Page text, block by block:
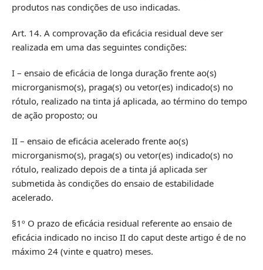
produtos nas condições de uso indicadas.
Art. 14. A comprovação da eficácia residual deve ser
realizada em uma das seguintes condições:
I – ensaio de eficácia de longa duração frente ao(s)
microrganismo(s), praga(s) ou vetor(es) indicado(s) no
rótulo, realizado na tinta já aplicada, ao término do tempo
de ação proposto; ou
II – ensaio de eficácia acelerado frente ao(s)
microrganismo(s), praga(s) ou vetor(es) indicado(s) no
rótulo, realizado depois de a tinta já aplicada ser
submetida às condições do ensaio de estabilidade
acelerado.
§1º O prazo de eficácia residual referente ao ensaio de
eficácia indicado no inciso II do caput deste artigo é de no
máximo 24 (vinte e quatro) meses.